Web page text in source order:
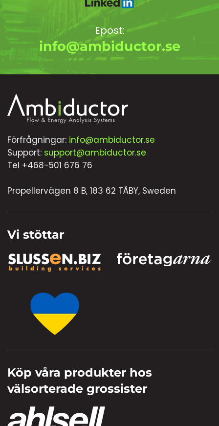
Epost:
info@ambiductor.se
Förfrågningar: info@ambiductor.se
Support: support@ambiductor.se
Tel +468-501 676 76
Propellervägen 8 B, 183 62 TÄBY, Sweden
Vi stöttar
Köp våra produkter hos
välsorterade grossister